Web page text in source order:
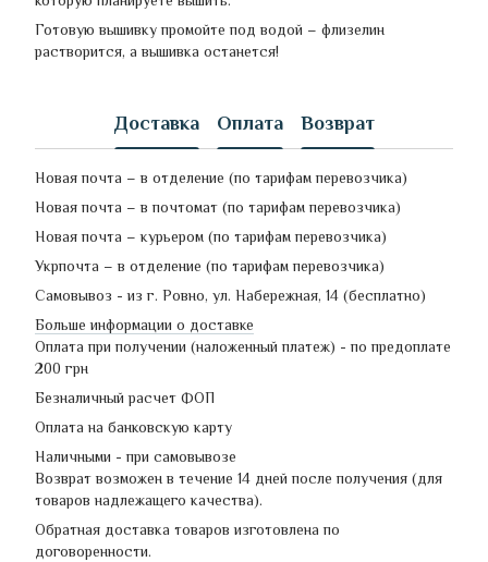
Готовую вышивку промойте под водой – флизелин
растворится, а вышивка останется!
Доставка Оплата Возврат
Новая почта – в отделение (по тарифам перевозчика)
Новая почта – в почтомат (по тарифам перевозчика)
Новая почта – курьером (по тарифам перевозчика)
Укрпочта – в отделение (по тарифам перевозчика)
Самовывоз - из г. Ровно, ул. Набережная, 14 (бесплатно)
Больше информации о доставке
Оплата при получении (наложенный платеж) - по предоплате
200 грн
Безналичный расчет ФОП
Оплата на банковскую карту
Наличными - при самовывозе
Возврат возможен в течение 14 дней после получения (для
товаров надлежащего качества).
Обратная доставка товаров изготовлена по
договоренности.